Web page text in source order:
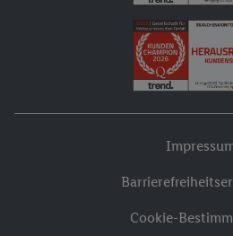
Cookie-